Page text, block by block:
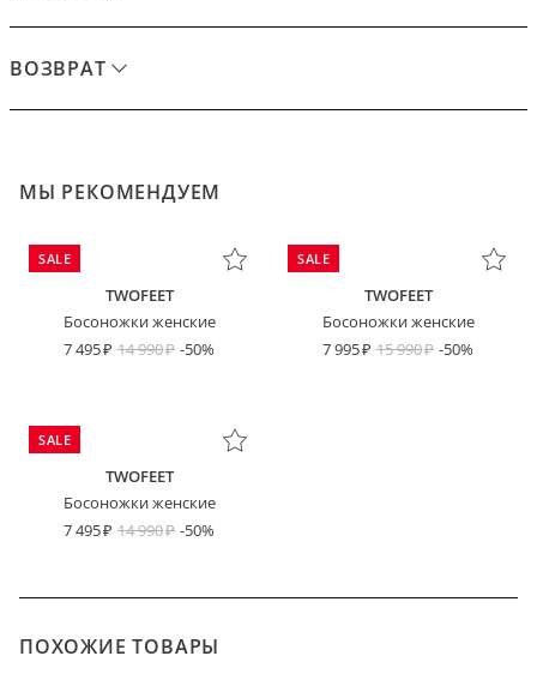
ВОЗВРАТ
МЫ РЕКОМЕНДУЕМ
SALE
TWOFEET
Босоножки женские
7 495
14 990 -50%
SALE
TWOFEET
Босоножки женские
7 995
15 990 -50%
SALE
TWOFEET
Босоножки женские
7 495
14 990 -50%
ПОХОЖИЕ ТОВАРЫ